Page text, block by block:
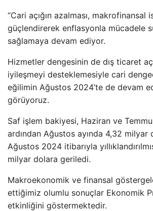
“Cari açığın azalması, makrofinansal
güçlendirerek enflasyonla mücadele
sağlamaya devam ediyor.
Hizmetler dengesinin de dış ticaret
iyileşmeyi desteklemesiyle cari
eğilimin Ağustos 2024’te de devam
görüyoruz.
Saf işlem bakiyesi, Haziran ve
ardından Ağustos ayında 4,32
Ağustos 2024 itibarıyla
milyar dolara geriledi.
Makroekonomik ve finansal
ettiğimiz olumlu sonuçlar Ekonomik
etkinliğini göstermektedir.